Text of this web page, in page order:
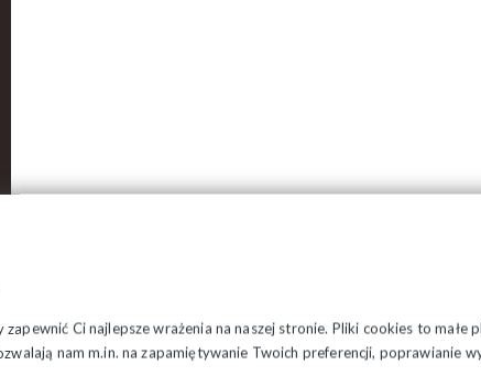
Ci najlepsze wrażenia na naszej stronie. Pliki cookies to
nam m.in. na zapamiętywanie Twoich preferencji, poprawianie